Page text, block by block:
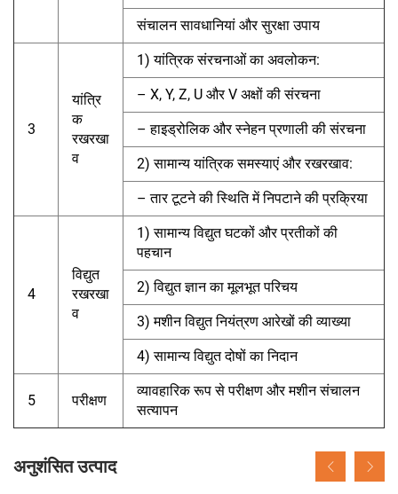
संचालन सावधानियां और सुरक्षा उपाय
3
यांत्रि
क
रखरखा
व
1) यांत्रिक संरचनाओं का अवलोकन:
– X, Y, Z, U और V अक्षों की संरचना
– हाइड्रोलिक और स्नेहन प्रणाली की संरचना
2) सामान्य यांत्रिक समस्याएं और रखरखाव:
– तार टूटने की स्थिति में निपटाने की प्रक्रिया
4
विद्युत
रखरखा
व
1) सामान्य विद्युत घटकों और प्रतीकों की
पहचान
2) विद्युत ज्ञान का मूलभूत परिचय
3) मशीन विद्युत नियंत्रण आरेखों की व्याख्या
4) सामान्य विद्युत दोषों का निदान
5 परीक्षण
व्यावहारिक रूप से परीक्षण और मशीन संचालन
सत्यापन
अनुशंसित उत्पाद